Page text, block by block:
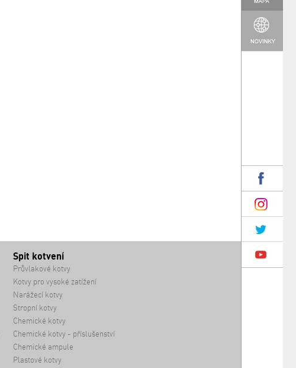
Spit kotvení
Průvlakové kotvy
Kotvy pro vysoké zatížení
Narážecí kotvy
Stropní kotvy
Chemické kotvy
Chemické kotvy - příslušenství
Chemické ampule
Plastové kotvy